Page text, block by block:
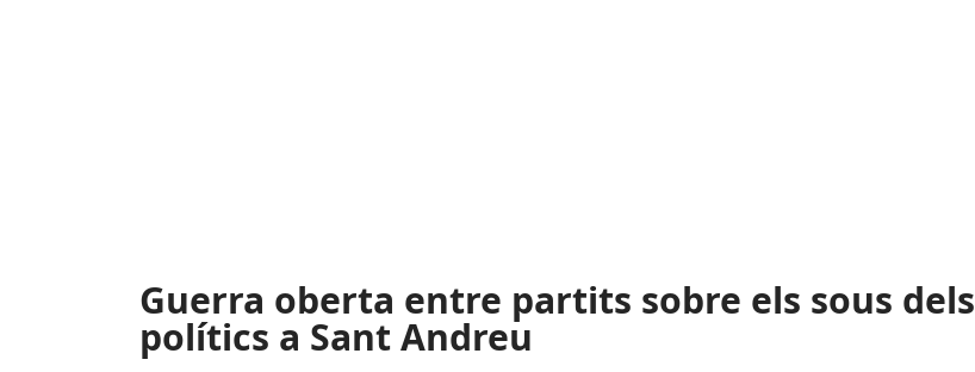
Guerra oberta entre partits sobre els sous dels
polítics a Sant Andreu